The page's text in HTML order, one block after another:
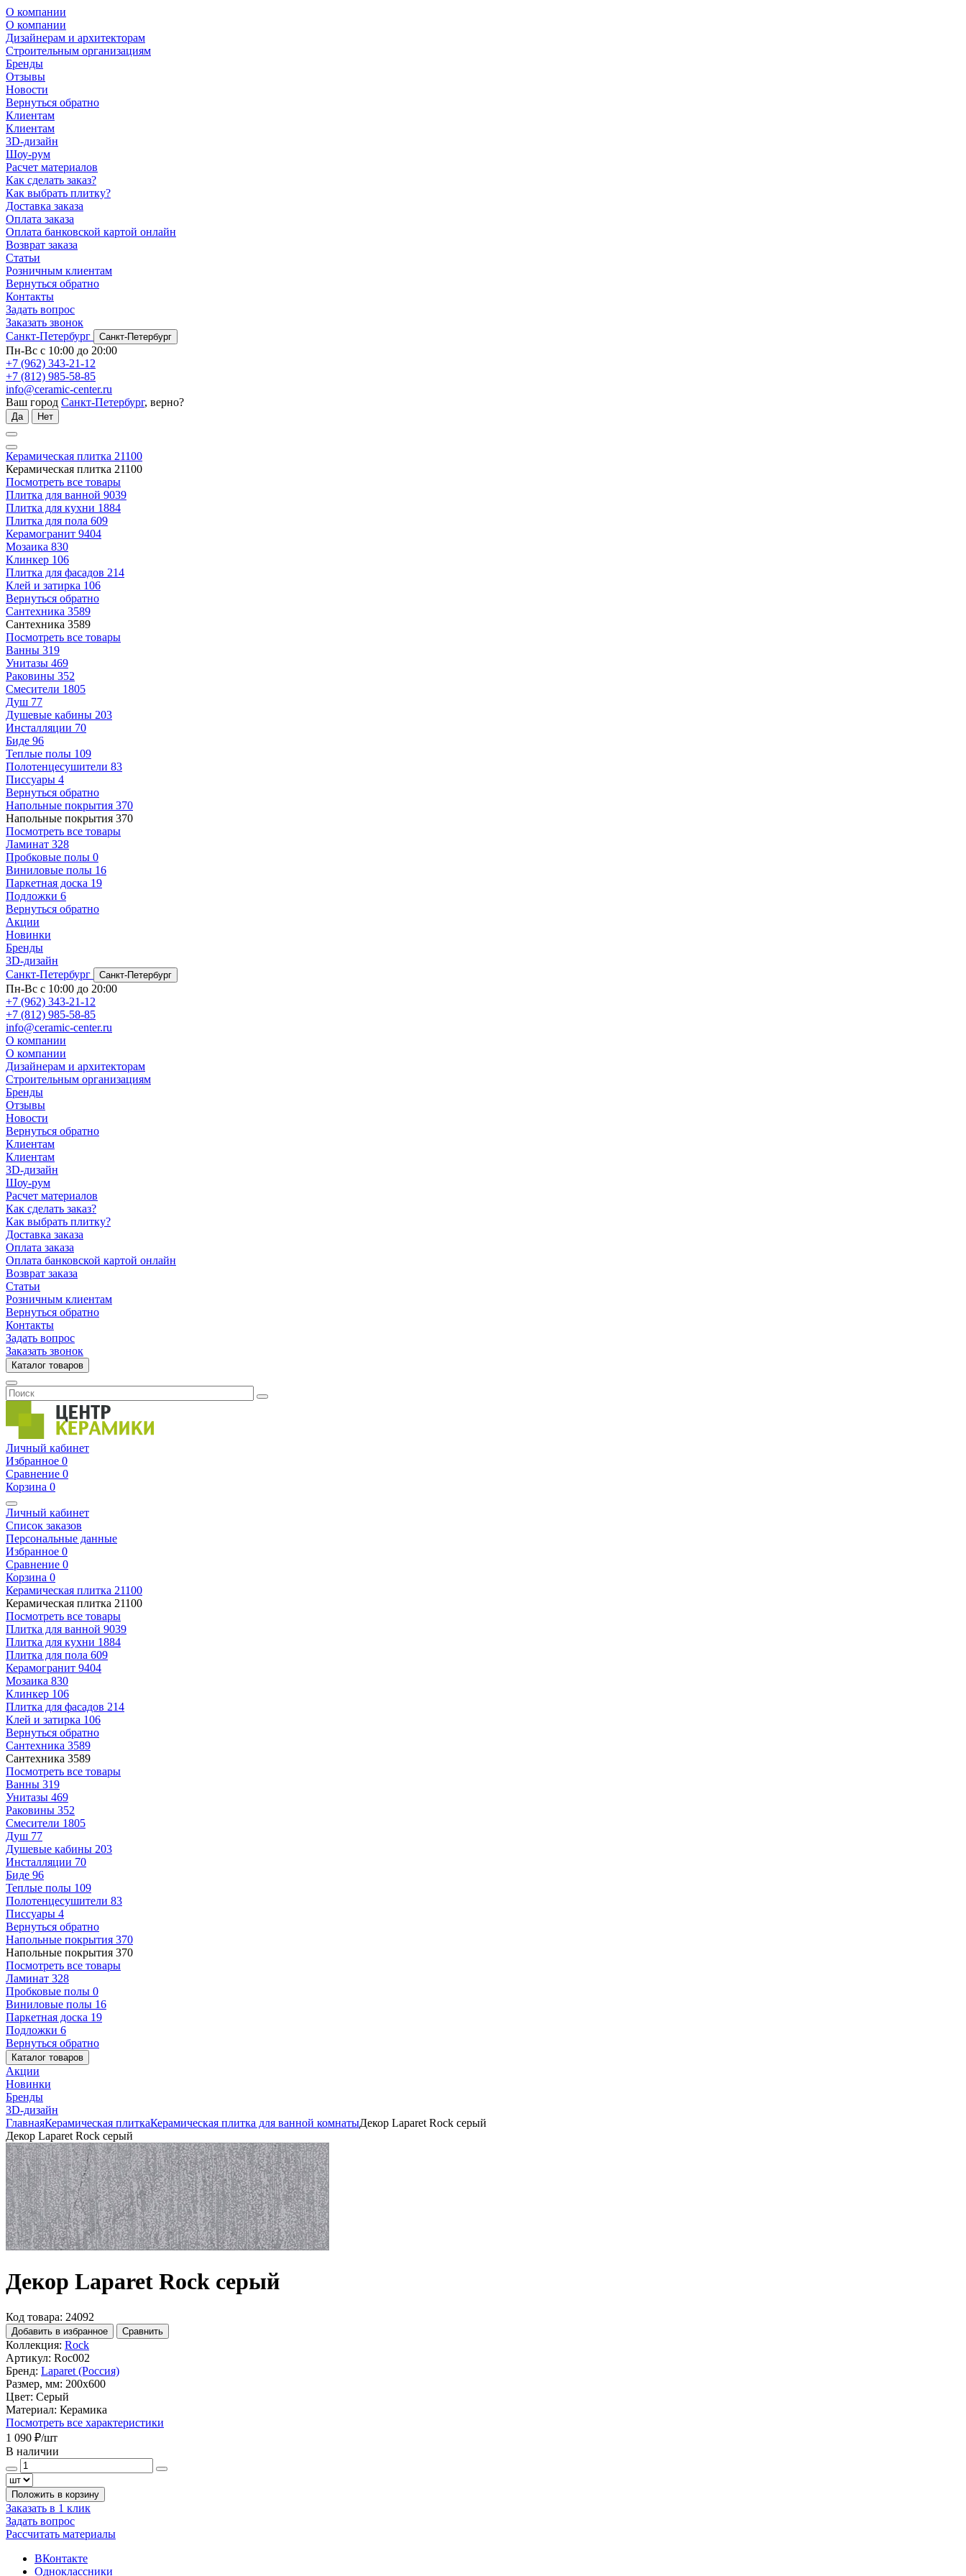
О компании
О компании
Дизайнерам и архитекторам
Строительным организациям
Бренды
Отзывы
Новости
Вернуться обратно
Клиентам
Клиентам
3D-дизайн
Шоу-рум
Расчет материалов
Как сделать заказ?
Как выбрать плитку?
Доставка заказа
Оплата заказа
Оплата банковской картой онлайн
Возврат заказа
Статьи
Розничным клиентам
Вернуться обратно
Контакты
Задать вопрос
Заказать звонок
Санкт-Петербург
Санкт-Петербург
Пн-Вс с 10:00 до 20:00
+7 (962) 343-21-12
+7 (812) 985-58-85
info@ceramic-center.ru
Ваш город Санкт-Петербург, верно?
Да Нет
Керамическая плитка 21100
Керамическая плитка 21100
Посмотреть все товары
Плитка для ванной 9039
Плитка для кухни 1884
Плитка для пола 609
Керамогранит 9404
Мозаика 830
Клинкер 106
Плитка для фасадов 214
Клей и затирка 106
Вернуться обратно
Сантехника 3589
Сантехника 3589
Посмотреть все товары
Ванны 319
Унитазы 469
Раковины 352
Смесители 1805
Душ 77
Душевые кабины 203
Инсталляции 70
Биде 96
Теплые полы 109
Полотенцесушители 83
Писсуары 4
Вернуться обратно
Напольные покрытия 370
Напольные покрытия 370
Посмотреть все товары
Ламинат 328
Пробковые полы 0
Виниловые полы 16
Паркетная доска 19
Подложки 6
Вернуться обратно
Акции
Новинки
Бренды
3D-дизайн
Санкт-Петербург
Санкт-Петербург
Пн-Вс с 10:00 до 20:00
+7 (962) 343-21-12
+7 (812) 985-58-85
info@ceramic-center.ru
О компании
О компании
Дизайнерам и архитекторам
Строительным организациям
Бренды
Отзывы
Новости
Вернуться обратно
Клиентам
Клиентам
3D-дизайн
Шоу-рум
Расчет материалов
Как сделать заказ?
Как выбрать плитку?
Доставка заказа
Оплата заказа
Оплата банковской картой онлайн
Возврат заказа
Статьи
Розничным клиентам
Вернуться обратно
Контакты
Задать вопрос
Заказать звонок
Каталог товаров
Личный кабинет
Избранное 0
Сравнение 0
Корзина 0
Личный кабинет
Список заказов
Персональные данные
Избранное 0
Сравнение 0
Корзина 0
Керамическая плитка 21100
Керамическая плитка 21100
Посмотреть все товары
Плитка для ванной 9039
Плитка для кухни 1884
Плитка для пола 609
Керамогранит 9404
Мозаика 830
Клинкер 106
Плитка для фасадов 214
Клей и затирка 106
Вернуться обратно
Сантехника 3589
Сантехника 3589
Посмотреть все товары
Ванны 319
Унитазы 469
Раковины 352
Смесители 1805
Душ 77
Душевые кабины 203
Инсталляции 70
Биде 96
Теплые полы 109
Полотенцесушители 83
Писсуары 4
Вернуться обратно
Напольные покрытия 370
Напольные покрытия 370
Посмотреть все товары
Ламинат 328
Пробковые полы 0
Виниловые полы 16
Паркетная доска 19
Подложки 6
Вернуться обратно
Каталог товаров
Акции
Новинки
Бренды
3D-дизайн
ГлавнаяКерамическая плиткаКерамическая плитка для ванной комнатыДекор Laparet Rock серый
Декор Laparet Rock серый
Декор Laparet Rock серый
Код товара: 24092
Добавить в избранное Сравнить
Коллекция: Rock
Артикул: Roc002
Бренд: Laparet (Россия)
Размер, мм: 200x600
Цвет: Серый
Материал: Керамика
Посмотреть все характеристики
1 090 ₽/шт
В наличии
Положить в корзину
Заказать в 1 клик
Задать вопрос
Рассчитать материалы
ВКонтакте
Одноклассники